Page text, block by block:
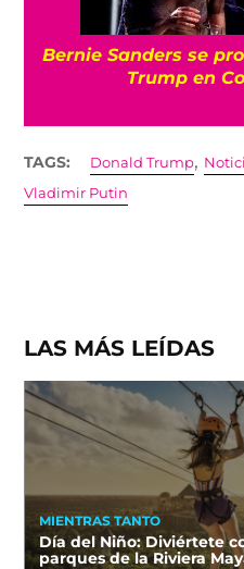
Bernie Sanders se
Trump en
TAGS: Donald Trump,
Vladimir Putin
LAS MÁS LEÍDAS
MIENTRAS TANTO
Día del Niño: Diviértete
parques de la Riviera